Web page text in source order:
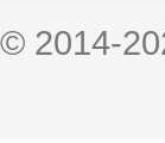
© 2014-